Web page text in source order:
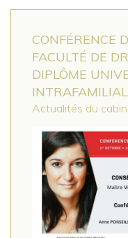
CONFÉRENCE
FACULTÉ DE
DIPLÔME
Actualités du